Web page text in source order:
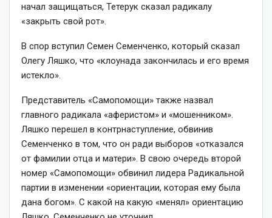
начал защищаться, Тетерук сказал радикалу
«закрыть свой ​​рот».
В спор вступил Семен Семенченко, который сказал
Олегу Ляшко, что «клоунада закончилась и его время
истекло».
Представитель «Самопомощи» также назвал
главного радикала «аферистом» и «мошенником».
Ляшко перешел в контрнаступление, обвинив
Семенченко в том, что он ради выборов «отказался
от фамилии отца и матери». В свою очередь второй
номер «Самопомощи» обвинил лидера Радикальной
партии в изменении «ориентации, которая ему была
дана богом». С какой на какую «менял» ориентацию